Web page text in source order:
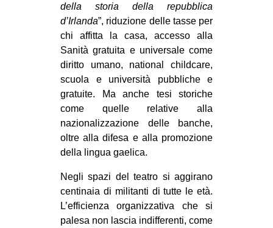
della storia della repubblica
d’Irlanda”, riduzione delle tasse per
chi affitta la casa, accesso alla
Sanità gratuita e universale come
diritto umano, national childcare,
scuola e università pubbliche e
gratuite. Ma anche tesi storiche
come quelle relative alla
nazionalizzazione delle banche,
oltre alla difesa e alla promozione
della lingua gaelica.
Negli spazi del teatro si aggirano
centinaia di militanti di tutte le età.
L’efficienza organizzativa che si
palesa non lascia indifferenti, come